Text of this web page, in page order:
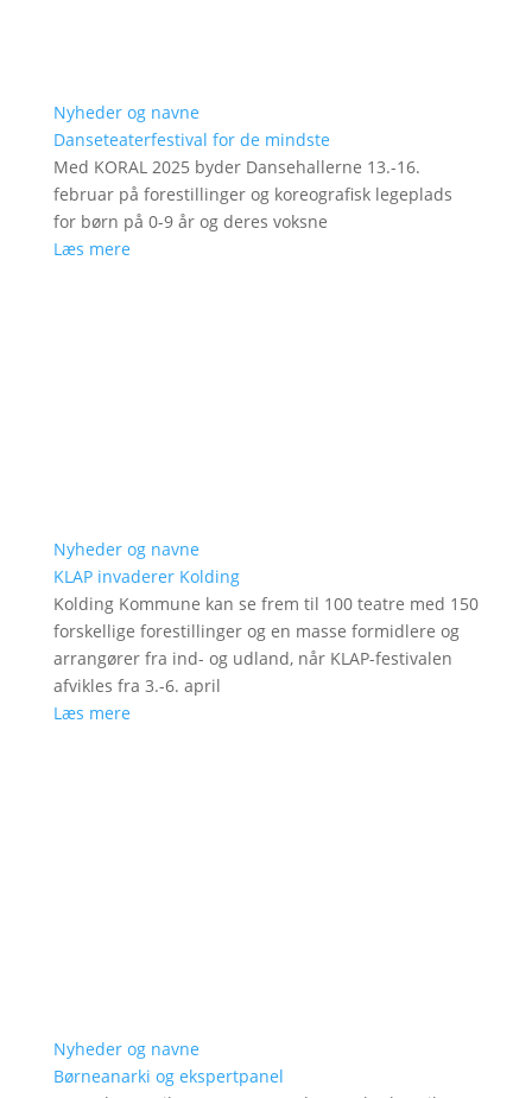
Nyheder og navne
Danseteaterfestival for de mindste
Med KORAL 2025 byder Dansehallerne 13.-16.
februar på forestillinger og koreografisk legeplads
for børn på 0-9 år og deres voksne
Læs mere
Nyheder og navne
KLAP invaderer Kolding
Kolding Kommune kan se frem til 100 teatre med 150
forskellige forestillinger og en masse formidlere og
arrangører fra ind- og udland, når KLAP-festivalen
afvikles fra 3.-6. april
Læs mere
Nyheder og navne
Børneanarki og ekspertpanel